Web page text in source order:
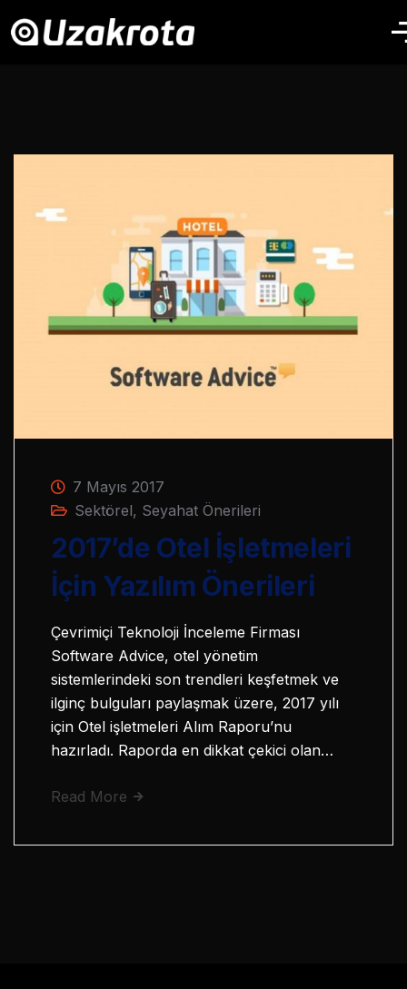
7 Mayıs 2017
Sektörel, Seyahat Önerileri
2017’de Otel İşletmeleri
İçin Yazılım Önerileri
Çevrimiçi Teknoloji İnceleme Firması
Software Advice, otel yönetim
sistemlerindeki son trendleri keşfetmek ve
ilginç bulguları paylaşmak üzere, 2017 yılı
için Otel işletmeleri Alım Raporu’nu
hazırladı. Raporda en dikkat çekici olan…
Read More